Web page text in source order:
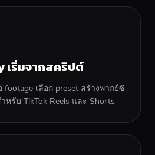
เริ่มจากสคริปต์
เลือก preset สร้างพากย์ซิ
หรับ TikTok Reels และ Shorts